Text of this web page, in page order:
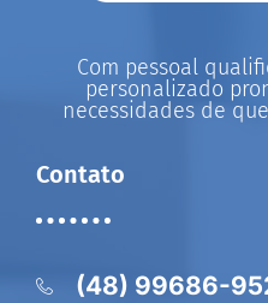
Com pessoal
personalizado
necessidades de
Contato
(48) 99686-